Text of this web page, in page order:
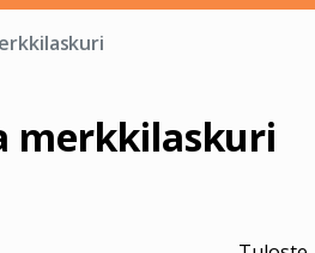
merkkilaskuri